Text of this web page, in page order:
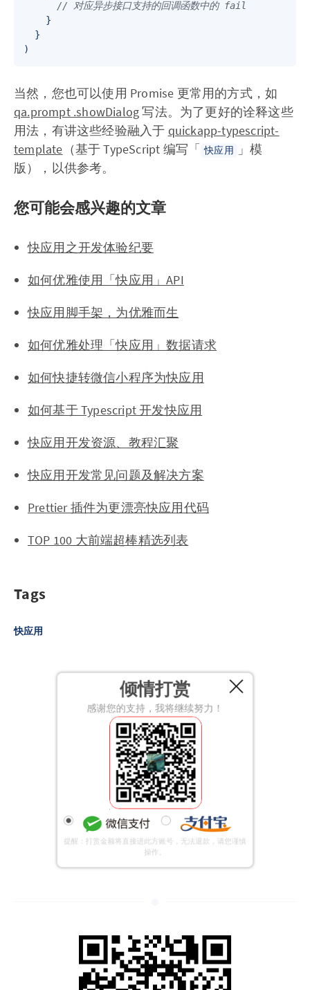
// 对应异步接口支持的回调函数中的 fail
    }
  }
当然，您也可以使用 Promise 更常用的方式，如
qa.prompt .showDialog写法。为了更好的诠释这些
用法，有讲这些经验融入于 quickapp-typescript-
template （基于 TypeScript 编写「 快应用
」模
版），以供参考。
您可能会感兴趣的文章
快应用之开发体验纪要
如何优雅使用「快应用」API
快应用脚手架，为优雅而生
如何优雅处理「快应用」数据请求
如何快捷转微信小程序为快应用
如何基于 Typescript 开发快应用
快应用开发资源、教程汇聚
快应用开发常见问题及解决方案
Prettier 插件为更漂亮快应用代码
TOP 100 大前端超棒精选列表
Tags
快应用